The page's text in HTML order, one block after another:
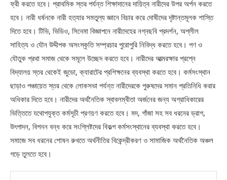
ফ্রী করতে হবে। প্রাথমিক স্তর পর্যন্ত শিক্ষাদানের দায়িত্ব নারীদের উপর অর্পন করতে
হবে। নারী ধর্ষনকে নারী হত্যার সমতুল্য জ্ঞানে বিচার করে দোষীদের দৃষ্টান্তমূলক শাস্তি
দিতে হবে। টিভি, ভিডিও, সিনেমা বিজ্ঞাপনে নারীদেহের নগ্নছবি প্রদর্শন, অশ্লীল
সাহিত্য ও যৌন উদ্দীপক অসংস্কৃতি সম্প্রচার পুরোপুরি নিবিদ্ধ করতে হবে। পণ ও
যৌতুক প্রথা সমাজ থেকে সমূলে উচ্ছেদ করতে হবে। নারীদের আত্মরক্ষার প্রশ্নে
বিদ্যালয় স্তর থেকেই জুডো, ক্যারাটের প্রশিক্ষনের ব্যবস্থা করতে হবে। কর্মসংস্থান
ছাড়াও পঞ্চায়েত স্তর থেকে লোকসভা পর্যন্ত নারীদেরকে পুরুষদের সমান প্রতিনিধি করার
অধিকার দিতে হবে। নারীদের অর্থনৈতিক স্বাবলম্বীতা অর্জনের জন্য অগ্রাধিকারের
ভিত্তিতে যথোপযুক্ত কর্মসূচী প্রণয়ণ করতে হবে। মদ, গাঁজা সহ সব ধরনের ড্রাগ,
উৎপাদন, বিপনন বন্ধ করে সংশ্লিষ্টদের বিকল্প কর্মসংস্থানের ব্যবস্থা করতে হবে।
সমাজে সব ধরনের শোষন রুখতে অর্থনীতির বিকেন্দ্রীকরণ ও সামাজিক অর্থনৈতিক অঞ্চল
গড়ে তুলতে হবে।